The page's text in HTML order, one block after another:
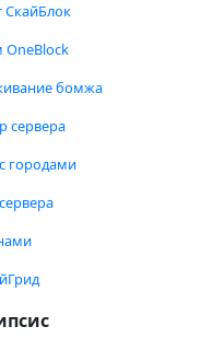
СкайБлок
бомжа
сервера
городами